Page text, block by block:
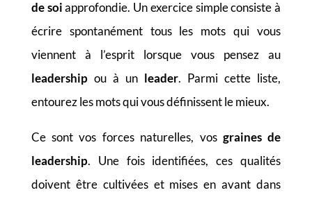
de soiapprofondie. Un exercice simple consiste à
écrire spontanément tous les mots qui vous
viennent à l’esprit lorsque vous pensez au
leadershipou à un leader. Parmi cette liste,
entourez les mots qui vous définissent le mieux.
Ce sont vos forces naturelles, vos graines de
leadership. Une fois identifiées, ces qualités
doivent être cultivées et mises en avant dans